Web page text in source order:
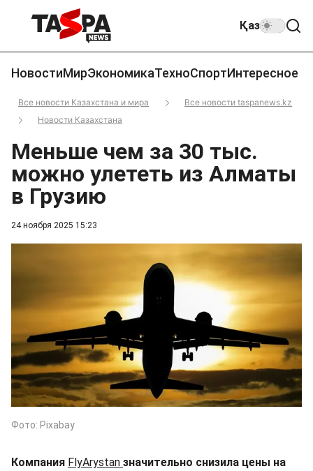
Қаз
НовостиМирЭкономикаТехноСпортИнтересное
Все новости Казахстана и мира
Все новости taspanews.kz
Новости Казахстана
24 ноября 2025 15:23
Меньше чем за 30 тыс.
можно улететь из Алматы
в Грузию
Фото: Pixabay
Компания FlyArystan значительно снизила цены на